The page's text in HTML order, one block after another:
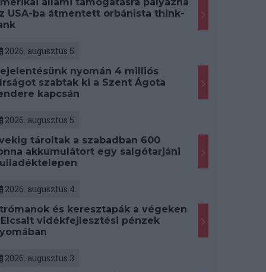
állami támogatásra pályázna
USA-ba átmentett orbánista think-
2026. augusztus 5.
nyomán 4 milliós
szabtak ki a Szent Ágota
kapcsán
2026. augusztus 5.
tároltak a szabadban 600
akkumulátort egy salgótarjáni
2026. augusztus 4.
és keresztapák a végeken
Elcsalt vidékfejlesztési pénzek
2026. augusztus 3.